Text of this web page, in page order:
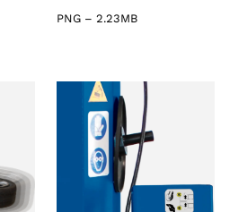
PNG – 2.23MB